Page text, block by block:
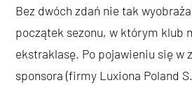
Bez dwóch zdań nie tak
początek sezonu, w którym klub
ekstraklasę. Po pojawieniu się w
sponsora (firmy Luxiona Poland